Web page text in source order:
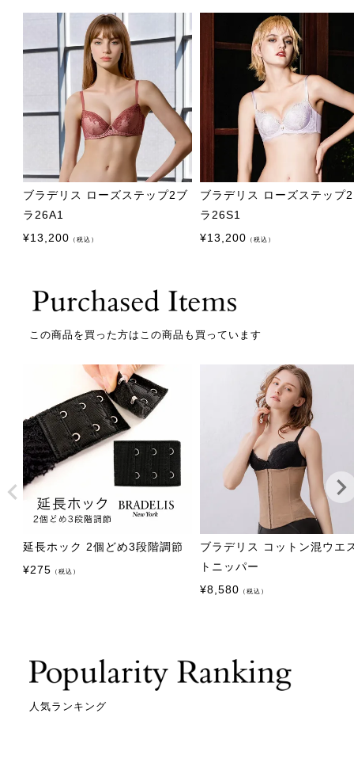
ブラデリス ローズステップ2ブ
ラ26A1
¥13,200 （税込）
ブラデリス ローズステップ
ラ26S1
¥13,200 （税込）
この商品を買った方はこの商品も買っています
延長ホック 2個どめ3段階調節
¥275 （税込）
ブラデリス コットン混ウエ
トニッパー
¥8,580 （税込）
人気ランキング